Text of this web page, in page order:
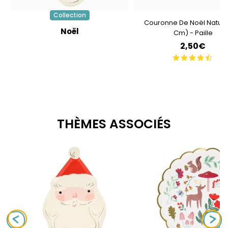
Collection
Noël
Couronne De Noël
Cm) - Paille
2,50€
THÈMES ASSOCIÉS